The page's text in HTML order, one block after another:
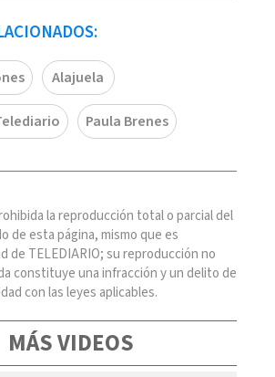
Alajuela
Paula Brenes
la reproducción total o parcial del
de esta página, mismo que es
de TELEDIARIO; su reproducción no
constituye una infracción y un delito de
con las leyes aplicables.
MÁS VIDEOS